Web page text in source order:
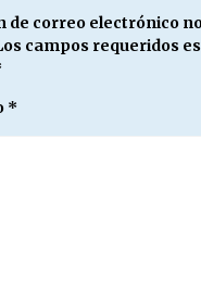
de correo electrónico
campos requeridos
*